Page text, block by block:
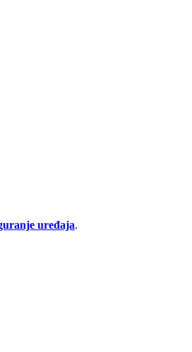
uređaja.